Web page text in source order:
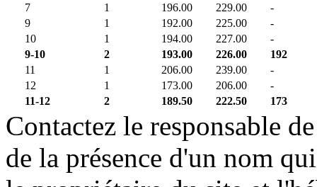
7
1 196.00 229.00
-
9
1 192.00 225.00
-
10
1 194.00 227.00
-
9-10
2 193.00 226.00
192
11
1 206.00 239.00
-
12
1 173.00 206.00
-
11-12
2 189.50 222.50 173
Contactez le responsable
de la présence d'un nom